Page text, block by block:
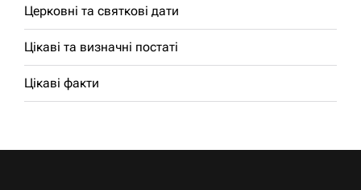
Церковні та святкові дати
Цікаві та визначні постаті
Цікаві факти